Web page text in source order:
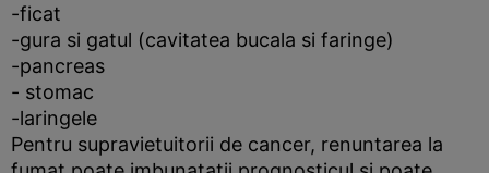
-ficat
-gura si gatul (cavitatea bucala si faringe)
-pancreas
- stomac
-laringele
Pentru supravietuitorii de cancer, renuntarea la